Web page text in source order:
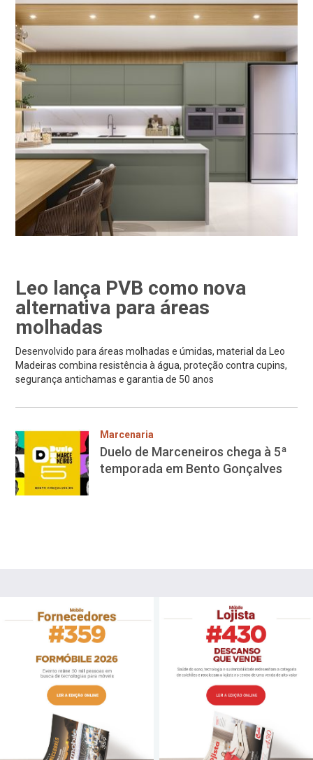
Leo lança PVB como nova
alternativa para áreas
molhadas
Desenvolvido para áreas molhadas e úmidas, material da Leo
Madeiras combina resistência à água, proteção contra cupins,
segurança antichamas e garantia de 50 anos
Marcenaria
Duelo de Marceneiros chega à 5ª
temporada em Bento Gonçalves